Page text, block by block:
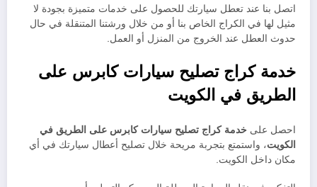
اتصل بنا عند تعطل سيارتك للحصول على خدمات متميزة بجودة لا
مثيل لها في الكراج الخاص بنا أو من خلال ورشتنا المتنقلة في حال
حدوث العطل عند الخروج من المنزل أو العمل.
خدمة كراج تصليح سيارات كابرس على
الطريق في الكويت
احصل على خدمة كراج تصليح سيارات كابرس على الطريق في
الكويت، واستمتع بتجربة مريحة خلال تصليح أعطال سيارتك في أي
مكان داخل الكويت.